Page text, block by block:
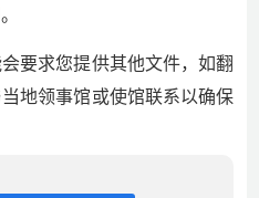
要求您提供其他文件，如翻
地领事馆或使馆联系以确保